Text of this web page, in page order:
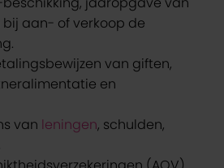
bij aan- of verkoop de
van giften,
en
van leningen, schulden,